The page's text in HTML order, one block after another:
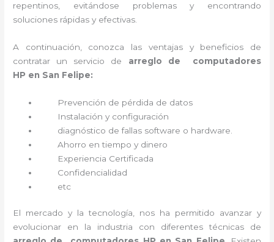
repentinos, evitándose problemas y encontrando
soluciones rápidas y efectivas.
A continuación, conozca las ventajas y beneficios de
contratar un servicio de arreglo de computadores
HP en San Felipe:
Prevención de pérdida de datos
Instalación y configuración
diagnóstico de fallas software o hardware
Ahorro en tiempo y dinero
Experiencia Certificada
Confidencialidad
etc
El mercado y la tecnología, nos ha permitido avanzar y
evolucionar en la industria con diferentes técnicas de